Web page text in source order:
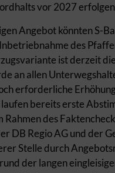
vor 2027
Angebot könnten S-
des
ist derzeit
an allen
erforderliche
bereits erste
Rahmen des
DB Regio AG und der
Stelle durch
der langen